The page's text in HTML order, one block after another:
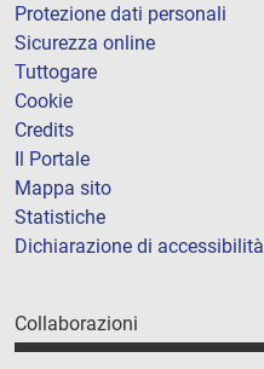
Protezione dati personali
Sicurezza online
Tuttogare
Cookie
Credits
Il Portale
Mappa sito
Statistiche
Dichiarazione di accessibilità
Collaborazioni